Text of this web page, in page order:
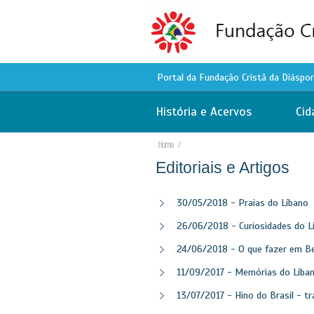
Portal da Fundação Cristã da
Você pode solicitar a nacionalidade
Cadastre-se no site que nós lhe
Arquivos da Diáspora Libanesa
Conheça nossas dicas para você se
Mais de 12 mil fotos do Líbano -
História e Acervos
Home /
Editoriais e Artigos
30/05/2018 - Praias do Líbano
26/06/2018 - Curiosidades do
24/06/2018 - O que fazer em
11/09/2017 - Memórias do
13/07/2017 - Hino do Brasil -